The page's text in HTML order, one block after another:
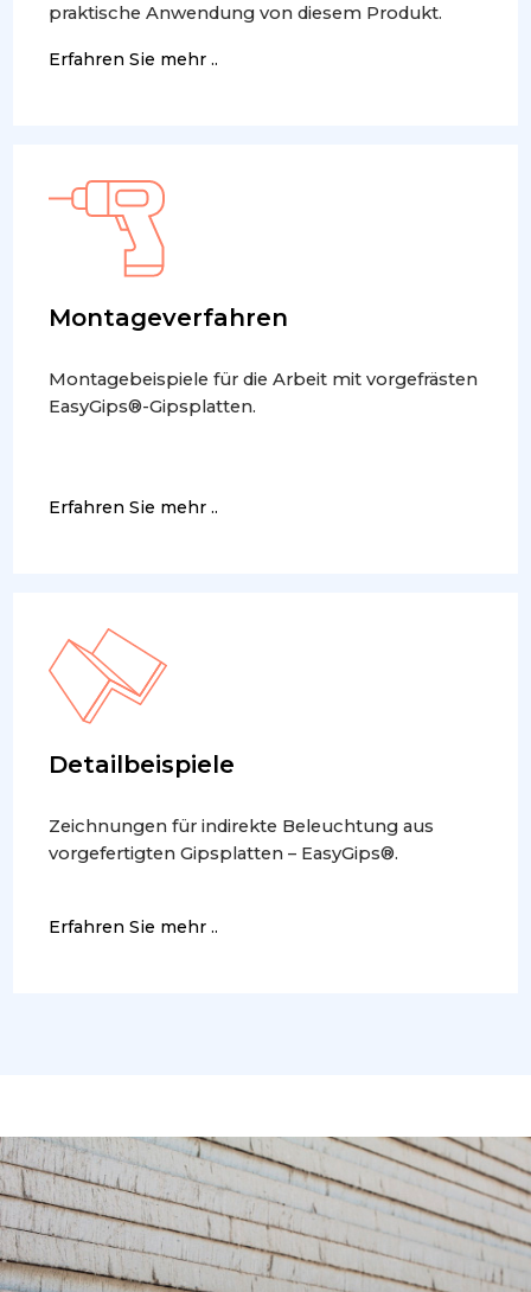
praktische Anwendung von diesem Produkt.
Erfahren Sie mehr ..
Montageverfahren
Montagebeispiele für die Arbeit mit vorgefrästen
EasyGips®-Gipsplatten.
Erfahren Sie mehr ..
Detailbeispiele
Zeichnungen für indirekte Beleuchtung aus
vorgefertigten Gipsplatten – EasyGips®.
Erfahren Sie mehr ..